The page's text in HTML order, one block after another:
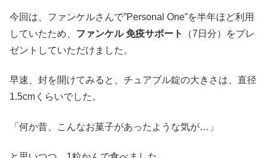
今回は、ファンケルさんで”Personal One”を半年ほど利用
していたため、 ファンケル 免疫サポート
（7日分）をプレ
ゼントしていただけました。
早速、封を開けてみると、チュアブル錠の大きさは、直径
1.5cmくらいでした。
「何か昔、こんなお菓子があったような気が…」